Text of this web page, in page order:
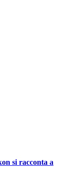
si racconta a